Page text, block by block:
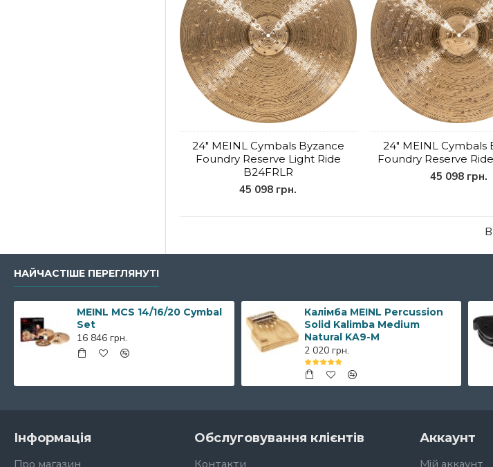
24" MEINL Cymbals Byzance
Foundry Reserve Light Ride
B24FRLR
45 098 грн.
24" MEINL Cymbals
Foundry Reserve
45 098 грн.
НАЙЧАСТІШЕ ПЕРЕГЛЯНУТІ
MEINL MCS 14/16/20 Cymbal
Set
16 846 грн.
Калімба MEINL Percussion
Solid Kalimba Medium
Natural KA9-M
2 020 грн.
Інформація
Обслуговування клієнтів
Аккаунт